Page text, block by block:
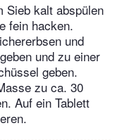
Sieb kalt abspülen
fein hacken.
und
und zu einer
geben.
zu ca. 30
Auf ein Tablett